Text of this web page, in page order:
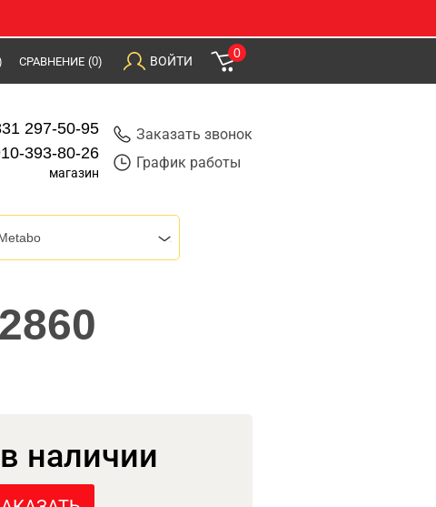
СРАВНЕНИЕ (0) ВОЙТИ
0
297-50-95
393-80-26
магазин
Заказать звонок
График работы
наличии